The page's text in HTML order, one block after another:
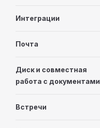
Интеграции
Почта
Диск и совместная
работа с документами
Встречи